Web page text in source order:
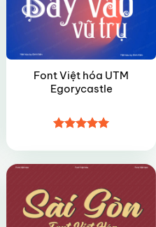
Font Việt hóa UTM
Egorycastle
hạng55
sao